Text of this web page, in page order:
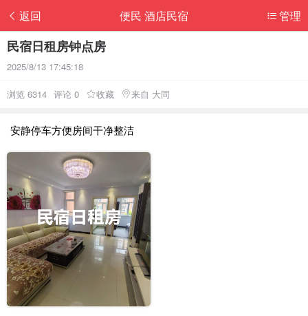
返回 管理
便民 酒店民宿
民宿日租房钟点房
2025/8/13 17:45:18
浏览 6314 评论 0 收藏 来自 大同
安静停车方便房间干净整洁